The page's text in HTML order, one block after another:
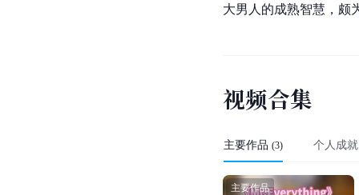
大男人的成熟智慧，颇
视频合集
主要作品 (3) 个人成就
主要作品